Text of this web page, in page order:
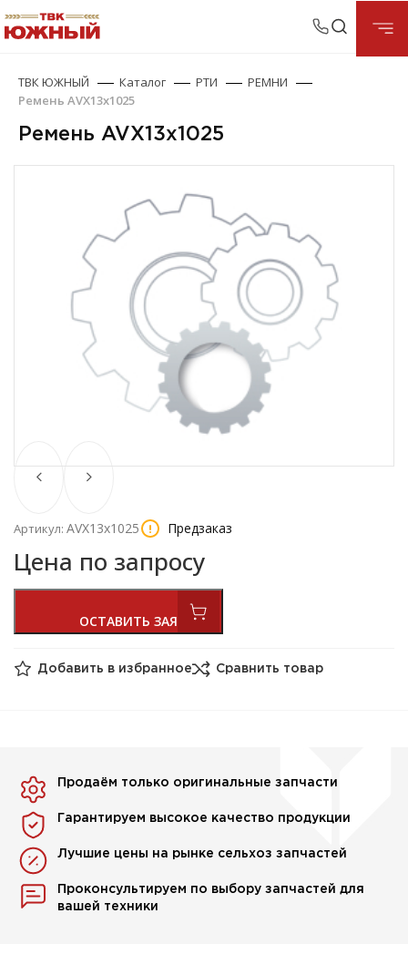
ТВК ЮЖНЫЙ Каталог РТИ
РЕМНИ
Ремень AVX13х1025
Ремень AVX13х1025
Артикул: AVX13х1025 Предзаказ
Цена по запросу
Добавить в избранное Сравнить товар
Продаём только оригинальные запчасти
Гарантируем высокое качество продукции
Лучшие цены на рынке сельхоз запчастей
Проконсультируем по выбору запчастей для
вашей техники